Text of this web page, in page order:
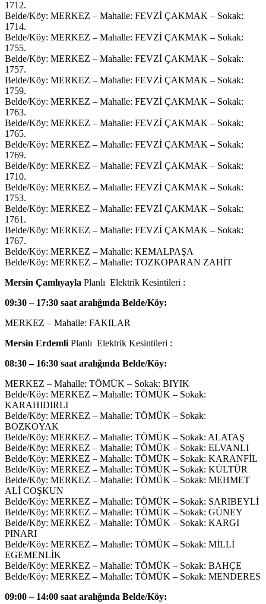
1712.
Belde/Köy: MERKEZ – Mahalle: FEVZİ ÇAKMAK – Sokak:
1714.
Belde/Köy: MERKEZ – Mahalle: FEVZİ ÇAKMAK – Sokak:
1755.
Belde/Köy: MERKEZ – Mahalle: FEVZİ ÇAKMAK – Sokak:
1757.
Belde/Köy: MERKEZ – Mahalle: FEVZİ ÇAKMAK – Sokak:
1759.
Belde/Köy: MERKEZ – Mahalle: FEVZİ ÇAKMAK – Sokak:
1763.
Belde/Köy: MERKEZ – Mahalle: FEVZİ ÇAKMAK – Sokak:
1765.
Belde/Köy: MERKEZ – Mahalle: FEVZİ ÇAKMAK – Sokak:
1769.
Belde/Köy: MERKEZ – Mahalle: FEVZİ ÇAKMAK – Sokak:
1710.
Belde/Köy: MERKEZ – Mahalle: FEVZİ ÇAKMAK – Sokak:
1753.
Belde/Köy: MERKEZ – Mahalle: FEVZİ ÇAKMAK – Sokak:
1761.
Belde/Köy: MERKEZ – Mahalle: FEVZİ ÇAKMAK – Sokak:
1767.
Belde/Köy: MERKEZ – Mahalle: KEMALPAŞA
Belde/Köy: MERKEZ – Mahalle: TOZKOPARAN ZAHİT
Mersin Çamlıyayla Planlı Elektrik Kesintileri :
09:30 – 17:30 saat aralığında Belde/Köy:
MERKEZ – Mahalle: FAKILAR
Mersin Erdemli Planlı Elektrik Kesintileri :
08:30 – 16:30 saat aralığında Belde/Köy:
MERKEZ – Mahalle: TÖMÜK – Sokak: BIYIK
Belde/Köy: MERKEZ – Mahalle: TÖMÜK – Sokak:
KARAHIDIRLI
Belde/Köy: MERKEZ – Mahalle: TÖMÜK – Sokak:
BOZKOYAK
Belde/Köy: MERKEZ – Mahalle: TÖMÜK – Sokak: ALATAŞ
Belde/Köy: MERKEZ – Mahalle: TÖMÜK – Sokak: ELVANLI
Belde/Köy: MERKEZ – Mahalle: TÖMÜK – Sokak: KARANFİL
Belde/Köy: MERKEZ – Mahalle: TÖMÜK – Sokak: KÜLTÜR
Belde/Köy: MERKEZ – Mahalle: TÖMÜK – Sokak: MEHMET
ALİ COŞKUN
Belde/Köy: MERKEZ – Mahalle: TÖMÜK – Sokak: SARIBEYLİ
Belde/Köy: MERKEZ – Mahalle: TÖMÜK – Sokak: GÜNEY
Belde/Köy: MERKEZ – Mahalle: TÖMÜK – Sokak: KARGI
PINARI
Belde/Köy: MERKEZ – Mahalle: TÖMÜK – Sokak: MİLLİ
EGEMENLİK
Belde/Köy: MERKEZ – Mahalle: TÖMÜK – Sokak: BAHÇE
Belde/Köy: MERKEZ – Mahalle: TÖMÜK – Sokak: MENDERES
09:00 – 14:00 saat aralığında Belde/Köy: